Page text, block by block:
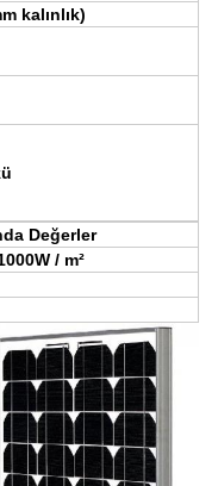
kalınlık)
Değerler
/ m²